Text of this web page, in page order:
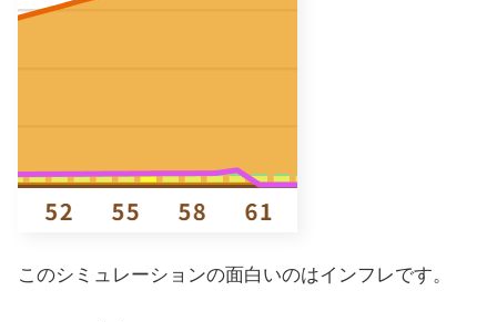
このシミュレーションの面白いのはインフレです。